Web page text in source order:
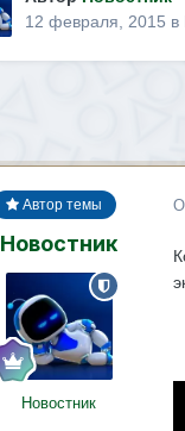
12 февраля, 2015 в
Автор темы
Новостник
Новостник